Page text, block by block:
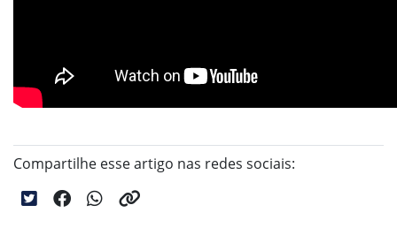
Compartilhe esse artigo nas redes sociais: